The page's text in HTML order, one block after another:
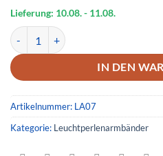
4,09 €3,99 €.
Lieferung: 10.08.- 11.08.
Leuchtperlenarmband 07 Menge
IN DEN
Artikelnummer: LA07
Kategorie: Leuchtperlenarmbänder